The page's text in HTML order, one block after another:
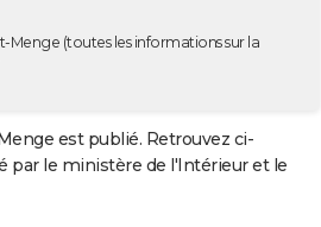
Menge (toutes les informations sur la
est publié. Retrouvez ci-
par le ministère de l'Intérieur et le